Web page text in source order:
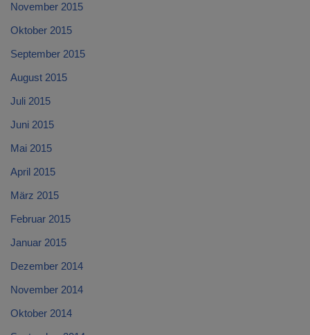
November 2015
Oktober 2015
September 2015
August 2015
Juli 2015
Juni 2015
Mai 2015
April 2015
März 2015
Februar 2015
Januar 2015
Dezember 2014
November 2014
Oktober 2014